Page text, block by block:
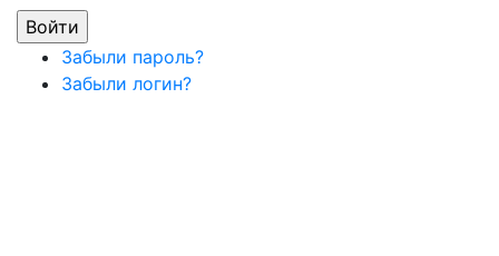
Забыли пароль?
Забыли логин?